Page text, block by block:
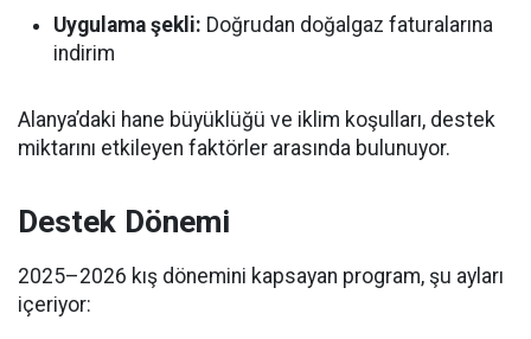
Uygulama şekli: Doğrudan doğalgaz faturalarına
indirim
Alanya’daki hane büyüklüğü ve iklim koşulları, destek
miktarını etkileyen faktörler arasında bulunuyor.
Destek Dönemi
2025–2026 kış dönemini kapsayan program, şu ayları
içeriyor: